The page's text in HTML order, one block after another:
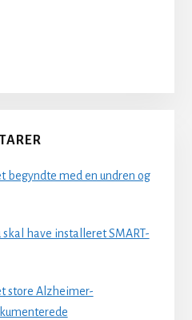
begyndte med en undren og
skal have installeret SMART-
store Alzheimer-